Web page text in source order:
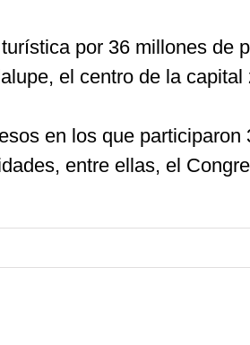
por 36 millones de
el centro de la capital
en los que participaron
entre ellas, el